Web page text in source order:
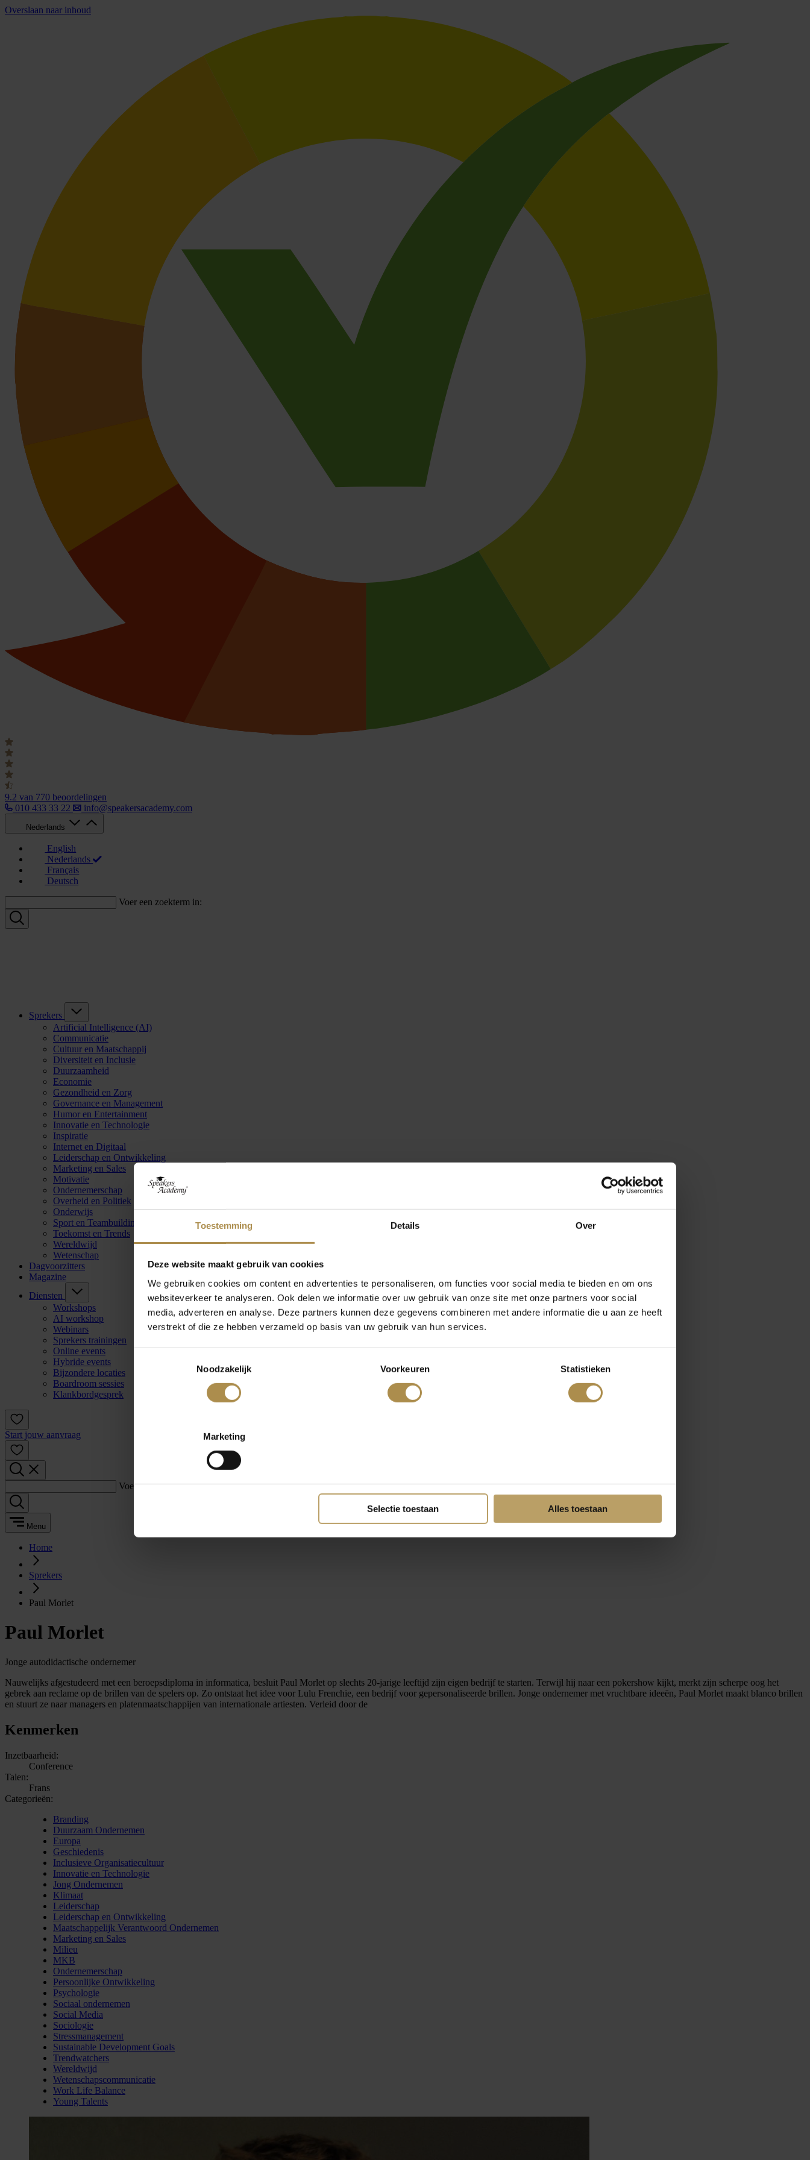
Toestemming Details Over
Deze website maakt gebruik van cookies
We gebruiken cookies om content en advertenties te personaliseren, om functies voor social media te bieden en om ons
websiteverkeer te analyseren. Ook delen we informatie over uw gebruik van onze site met onze partners voor social
media, adverteren en analyse. Deze partners kunnen deze gegevens combineren met andere informatie die u aan ze heeft
verstrekt of die ze hebben verzameld op basis van uw gebruik van hun services.
Noodzakelijk
Voorkeuren Statistieken
Marketing
Selectie toestaan Alles toestaan
Overslaan naar inhoud
9.2 van 770 beoordelingen
010 433 33 22
info@speakersacademy.com
Nederlands
English
Nederlands
Français
Deutsch
Voer een zoekterm in:
Sprekers
Artificial Intelligence (AI)
Communicatie
Cultuur en Maatschappij
Diversiteit en Inclusie
Duurzaamheid
Economie
Gezondheid en Zorg
Governance en Management
Humor en Entertainment
Innovatie en Technologie
Inspiratie
Internet en Digitaal
Leiderschap en Ontwikkeling
Marketing en Sales
Motivatie
Ondernemerschap
Overheid en Politiek
Onderwijs
Sport en Teambuilding
Toekomst en Trends
Wereldwijd
Wetenschap
Dagvoorzitters
Magazine
Diensten
Workshops
AI workshop
Webinars
Sprekers trainingen
Online events
Hybride events
Bijzondere locaties
Boardroom sessies
Klankbordgesprek
Start jouw aanvraag
Voer een zoekterm in:
Menu
Home
Sprekers
Paul Morlet
Paul Morlet
Jonge autodidactische ondernemer
Nauwelijks afgestudeerd met een beroepsdiploma in informatica, besluit Paul Morlet op slechts 20-jarige leeftijd zijn eigen bedrijf te starten. Terwijl hij naar een pokershow kijkt, merkt zijn scherpe oog het
gebrek aan reclame op de brillen van de spelers op. Zo ontstaat het idee voor Lulu Frenchie, een bedrijf voor gepersonaliseerde brillen. Jonge ondernemer met vruchtbare ideeën, Paul Morlet maakt blanco brillen
en stuurt ze naar managers en platenmaatschappijen van internationale artiesten. Verleid door de
Kenmerken
Inzetbaarheid:
Conference
Talen:
Frans
Categorieën:
Branding
Duurzaam Ondernemen
Europa
Geschiedenis
Inclusieve Organisatiecultuur
Innovatie en Technologie
Jong Ondernemen
Klimaat
Leiderschap
Leiderschap en Ontwikkeling
Maatschappelijk Verantwoord Ondernemen
Marketing en Sales
Milieu
MKB
Ondernemerschap
Persoonlijke Ontwikkeling
Psychologie
Sociaal ondernemen
Social Media
Sociologie
Stressmanagement
Sustainable Development Goals
Trendwatchers
Wereldwijd
Wetenschapscommunicatie
Work Life Balance
Young Talents